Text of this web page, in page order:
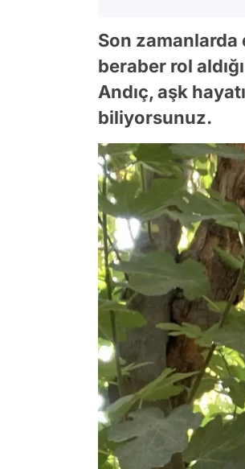
Son
beraber rol
Andıç, aşk
biliyorsunuz.